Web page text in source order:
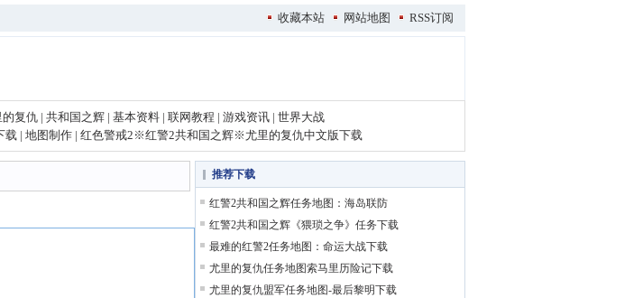
收藏本站 网站地图 RSS订阅
的复仇 | 共和国之辉 | 基本资料 | 联网教程 | 游戏资讯 | 世界大战
载 | 地图制作 | 红色警戒2 ※红警2共和国之辉※尤里的复仇中文版下载
推荐下载
红警2共和国之辉任务地图：海岛联防
红警2共和国之辉《猥琐之争》任务下载
最难的红警2任务地图：命运大战下载
尤里的复仇任务地图索马里历险记下载
尤里的复仇盟军任务地图-最后黎明下载